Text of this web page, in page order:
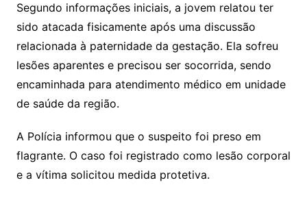
Segundo informações iniciais, a jovem relatou ter
sido atacada fisicamente após uma discussão
relacionada à paternidade da gestação. Ela sofreu
lesões aparentes e precisou ser socorrida, sendo
encaminhada para atendimento médico em unidade
de saúde da região.
A Polícia informou que o suspeito foi preso em
flagrante. O caso foi registrado como lesão corporal
e a vítima solicitou medida protetiva.